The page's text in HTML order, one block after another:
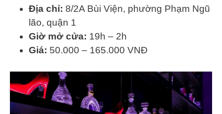
Địa chỉ: 8/2A Bùi Viện, phường Phạm Ngũ
lão, quận 1
Giờ mở cửa: 19h – 2h
Giá: 50.000 – 165.000 VNĐ